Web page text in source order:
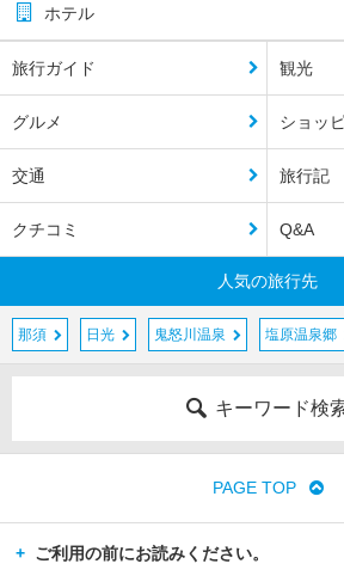
ホテル
旅行ガイド 観光
グルメ ショッ
交通 旅行記
クチコミ Q&A
人気の旅行先
那須 日光 鬼怒川温泉 塩原温泉郷
キーワード検
PAGE TOP
ご利用の前にお読みください。